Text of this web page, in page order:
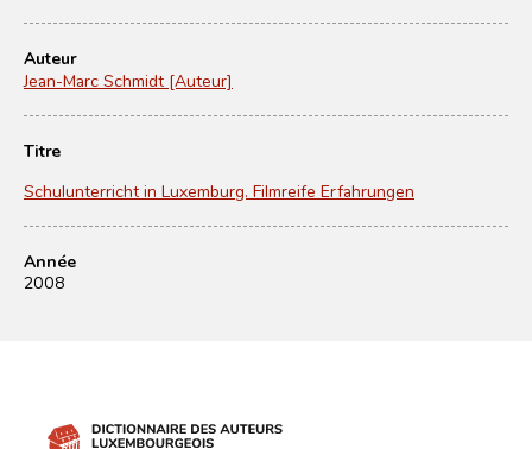
Auteur
Jean-Marc Schmidt [Auteur]
Titre
Schulunterricht in Luxemburg. Filmreife Erfahrungen
Année
2008